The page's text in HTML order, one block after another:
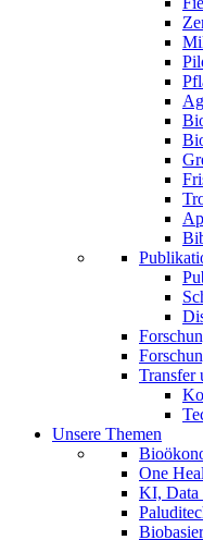
Transfer
Unsere Themen
One
KI, Data